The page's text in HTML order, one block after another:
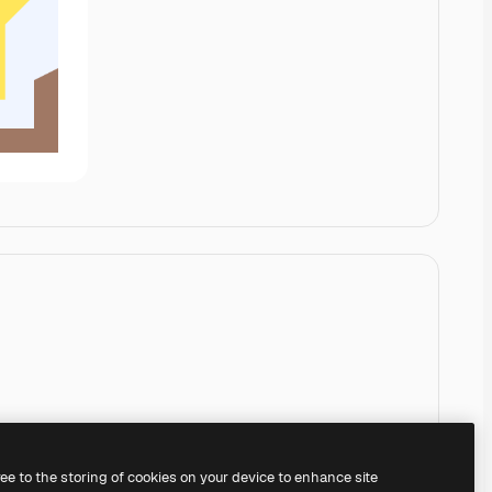
to the storing of cookies on your device to enhance site